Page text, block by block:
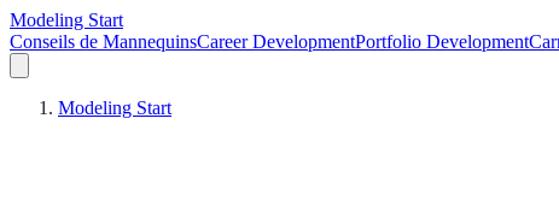
Modeling Start
Conseils de MannequinsCareer DevelopmentPortfolio Development
Modeling Start